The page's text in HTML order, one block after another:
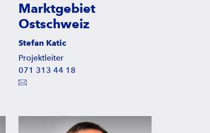
Marktgebiet
Ostschweiz
Stefan Katic
Projektleiter
071 313 44 18